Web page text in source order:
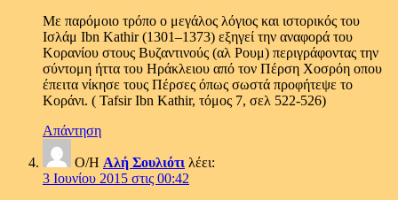
Με παρόμοιο τρόπο ο μεγάλος λόγιος και ιστορικός του
Ισλάμ Ibn Kathir (1301–1373) εξηγεί την αναφορά του
Κορανίου στους Βυζαντινούς (αλ Ρουμ) περιγράφοντας την
σύντομη ήττα του Ηράκλειου από τον Πέρση Χοσρόη οπου
έπειτα νίκησε τους Πέρσες όπως σωστά προφήτεψε το
Κοράνι. ( Tafsir Ibn Kathir, τόμος 7, σελ 522-526)
Απάντηση
Ο/Η Αλή Σουλιότι λέει:
3 Ιουνίου 2015 στις 00:42